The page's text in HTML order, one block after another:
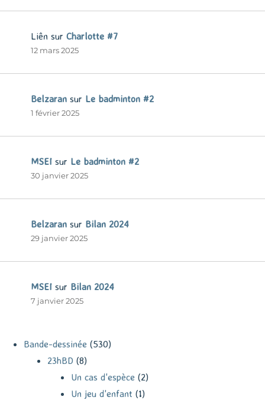
Liên sur Charlotte #7
12 mars 2025
Belzaran sur Le badminton #2
1 février 2025
MSEI sur Le badminton #2
30 janvier 2025
Belzaran sur Bilan 2024
29 janvier 2025
MSEI sur Bilan 2024
7 janvier 2025
Bande-dessinée (530)
23hBD (8)
Un cas d'espèce (2)
Un jeu d'enfant (1)